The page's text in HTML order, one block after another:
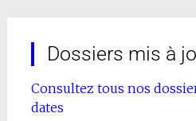
Dossiers mis à
Consultez tous nos
dates